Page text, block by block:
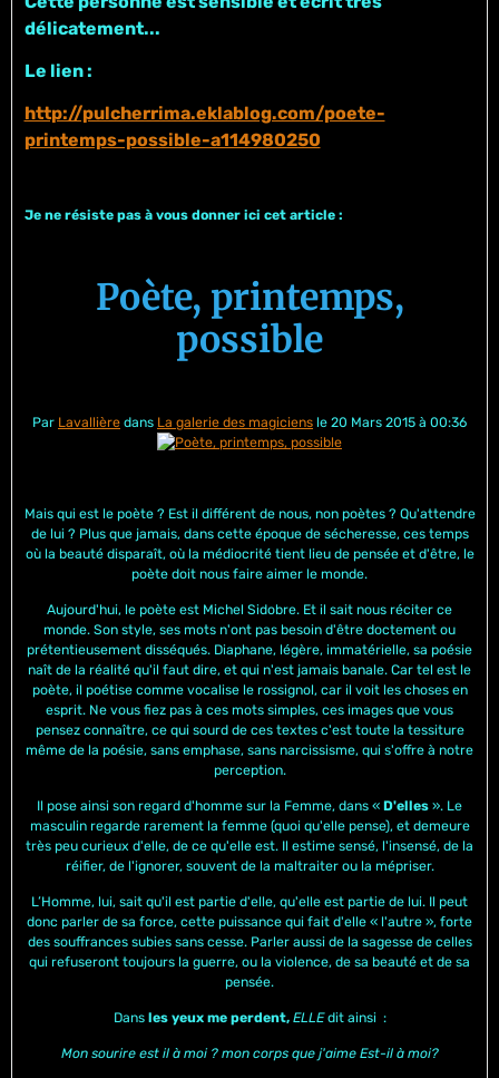
délicatement...
Le lien :
http://pulcherrima.eklablog.com/poete-
printemps-possible-a114980250
Je ne résiste pas à vous donner ici cet article :
Poète, printemps,
possible
Par Lavallière dans La galerie des magiciens le 20 Mars 2015 à 00:36
Mais qui est le poète ? Est il différent de nous, non poètes ? Qu'attendre
de lui ? Plus que jamais, dans cette époque de sécheresse, ces temps
où la beauté disparaît, où la médiocrité tient lieu de pensée et d'être, le
poète doit nous faire aimer le monde.
Aujourd'hui, le poète est Michel Sidobre. Et il sait nous réciter ce
monde. Son style, ses mots n'ont pas besoin d'être doctement ou
prétentieusement disséqués. Diaphane, légère, immatérielle, sa poésie
naît de la réalité qu'il faut dire, et qui n'est jamais banale. Car tel est le
poète, il poétise comme vocalise le rossignol, car il voit les choses en
esprit. Ne vous fiez pas à ces mots simples, ces images que vous
pensez connaître, ce qui sourd de ces textes c'est toute la tessiture
même de la poésie, sans emphase, sans narcissisme, qui s'offre à notre
perception.
Il pose ainsi son regard d'homme sur la Femme, dans « D'elles ». Le
masculin regarde rarement la femme (quoi qu'elle pense), et demeure
très peu curieux d'elle, de ce qu'elle est. Il estime sensé, l'insensé, de la
réifier, de l'ignorer, souvent de la maltraiter ou la mépriser.
L’Homme, lui, sait qu'il est partie d'elle, qu'elle est partie de lui. Il peut
donc parler de sa force, cette puissance qui fait d'elle « l'autre », forte
des souffrances subies sans cesse. Parler aussi de la sagesse de celles
qui refuseront toujours la guerre, ou la violence, de sa beauté et de sa
pensée.
Dansles yeux me perdent, ELLEdit ainsi :
Mon sourire est il à moi ? mon corps que j'aime Est-il à moi?